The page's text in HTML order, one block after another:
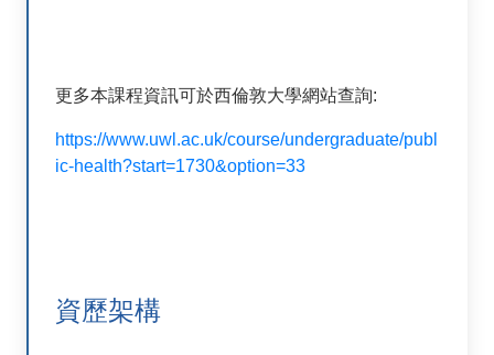
更多本課程資訊可於西倫敦大學網站查詢:
https://www.uwl.ac.uk/course/undergraduate/publ
ic-health?start=1730&option=33
資歷架構